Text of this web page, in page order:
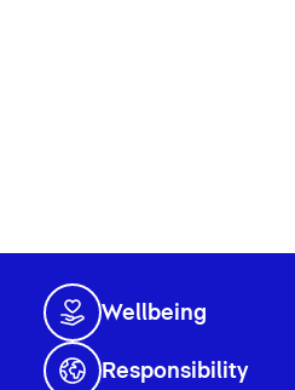
Wellbeing
Responsibility